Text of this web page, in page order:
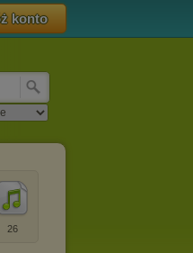
konto
26